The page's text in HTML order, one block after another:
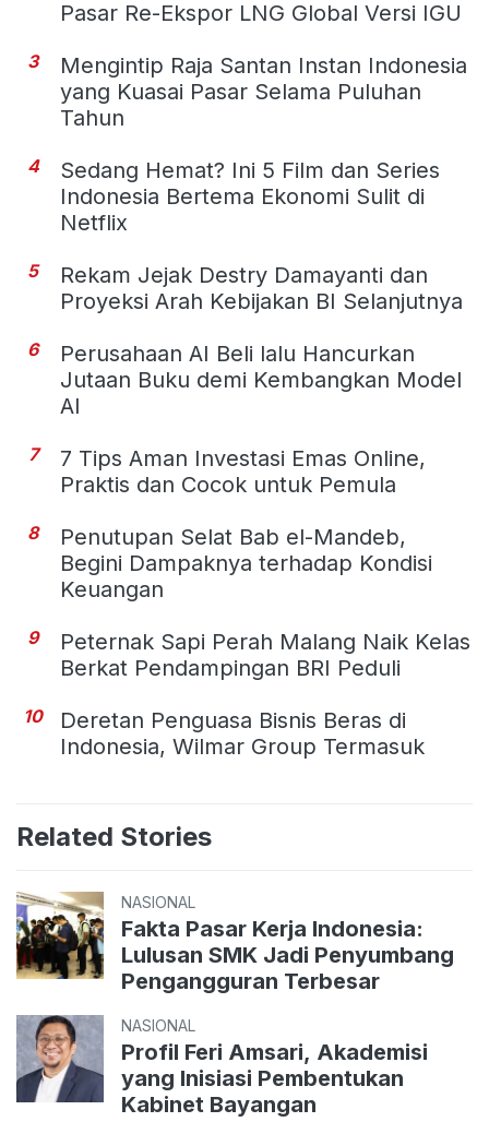
Pasar Re-Ekspor LNG Global Versi IGU
3
Mengintip Raja Santan Instan Indonesia
yang Kuasai Pasar Selama Puluhan
Tahun
4
Sedang Hemat? Ini 5 Film dan Series
Indonesia Bertema Ekonomi Sulit di
Netflix
5
Rekam Jejak Destry Damayanti dan
Proyeksi Arah Kebijakan BI Selanjutnya
6
Perusahaan AI Beli lalu Hancurkan
Jutaan Buku demi Kembangkan Model
AI
7
7 Tips Aman Investasi Emas Online,
Praktis dan Cocok untuk Pemula
8
Penutupan Selat Bab el-Mandeb,
Begini Dampaknya terhadap Kondisi
Keuangan
9
Peternak Sapi Perah Malang Naik Kelas
Berkat Pendampingan BRI Peduli
10
Deretan Penguasa Bisnis Beras di
Indonesia, Wilmar Group Termasuk
Related Stories
NASIONAL
Fakta Pasar Kerja Indonesia:
Lulusan SMK Jadi Penyumbang
Pengangguran Terbesar
NASIONAL
Profil Feri Amsari, Akademisi
yang Inisiasi Pembentukan
Kabinet Bayangan